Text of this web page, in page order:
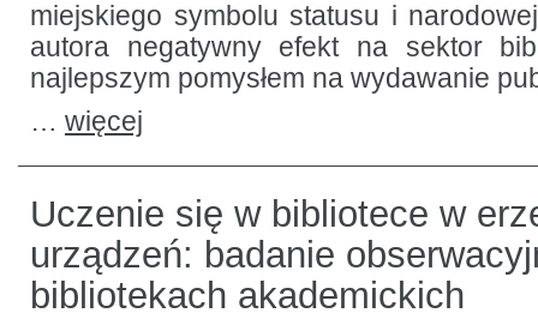
miejskiego symbolu statusu i
autora negatywny efekt na sektor
najlepszym pomysłem na wydawanie
… więcej
Uczenie się w bibliotece w
urządzeń: badanie
bibliotekach akademickich